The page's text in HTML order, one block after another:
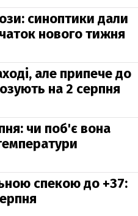
синоптики дали
нового тижня
але припече до
на 2 серпня
чи поб'є вона
спекою до +37: